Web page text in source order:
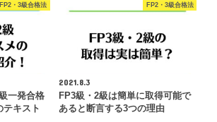
FP2・3級合格法
一発合格
テキスト
FP2・3級合格法
2021.8.3
FP3級・2級は簡単に取得可能で
あると断言する3つの理由